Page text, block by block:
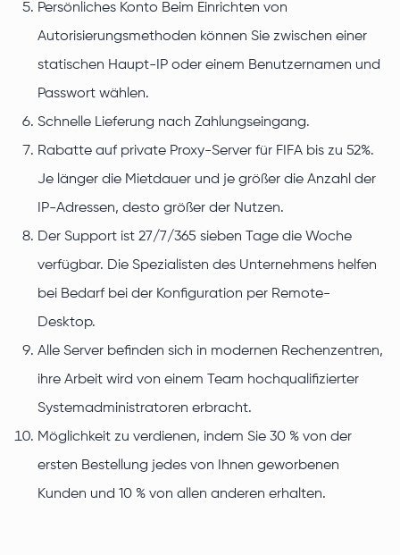
Persönliches Konto Beim Einrichten von
Autorisierungsmethoden können Sie zwischen einer
statischen Haupt-IP oder einem Benutzernamen und
Passwort wählen.
Schnelle Lieferung nach Zahlungseingang.
Rabatte auf private Proxy-Server für FIFA bis zu 52%.
Je länger die Mietdauer und je größer die Anzahl der
IP-Adressen, desto größer der Nutzen.
Der Support ist 27/7/365 sieben Tage die Woche
verfügbar. Die Spezialisten des Unternehmens helfen
bei Bedarf bei der Konfiguration per Remote-
Desktop.
Alle Server befinden sich in modernen Rechenzentren,
ihre Arbeit wird von einem Team hochqualifizierter
Systemadministratoren erbracht.
Möglichkeit zu verdienen, indem Sie 30 % von der
ersten Bestellung jedes von Ihnen geworbenen
Kunden und 10 % von allen anderen erhalten.